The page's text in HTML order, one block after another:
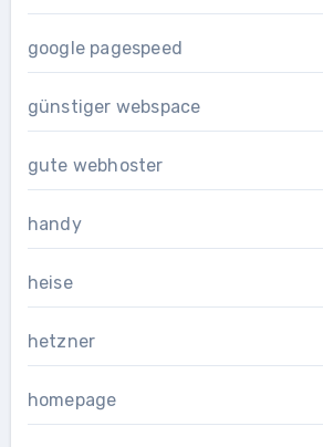
google pagespeed
günstiger webspace
gute webhoster
handy
heise
hetzner
homepage